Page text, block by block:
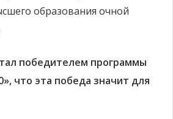
образования очной
победителем программы
что эта победа значит для